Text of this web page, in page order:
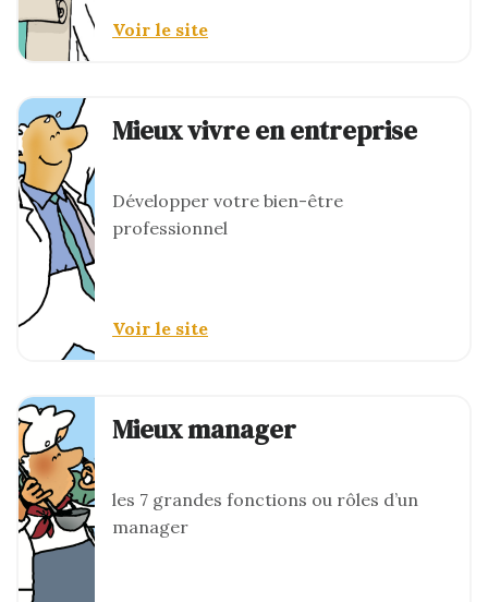
Voir le site
Mieux vivre en entreprise
Développer votre bien-être
professionnel
Voir le site
Mieux manager
les 7 grandes fonctions ou rôles d’un
manager